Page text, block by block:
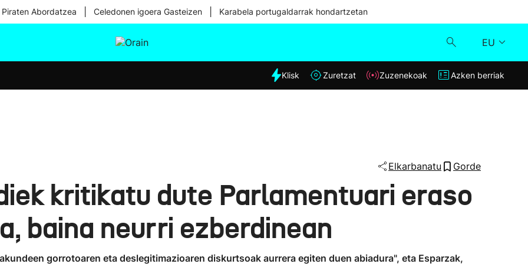
Abordatzea Celedonen igoera Gasteizen Karabela portugaldarrak hondartzetan
EU
Eguraldia
Klisk
Azken berriak
Klisk Zuretzat Zuzenekoak Azken berriak
Elkarbanatu Gorde
kritikatu dute Parlamentuari eraso
baina neurri ezberdinean
gorrotoaren eta deslegitimazioaren diskurtsoak aurrera egiten duen abiadura", eta Esparzak,